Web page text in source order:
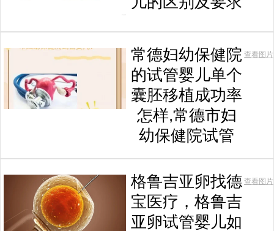
常德妇幼保健院
的试管婴儿单个
囊胚移植成功率
怎样,常德市妇
幼保健院试管
查看图片
格鲁吉亚卵找德
宝医疗，格鲁吉
亚卵试管婴儿如
查看图片